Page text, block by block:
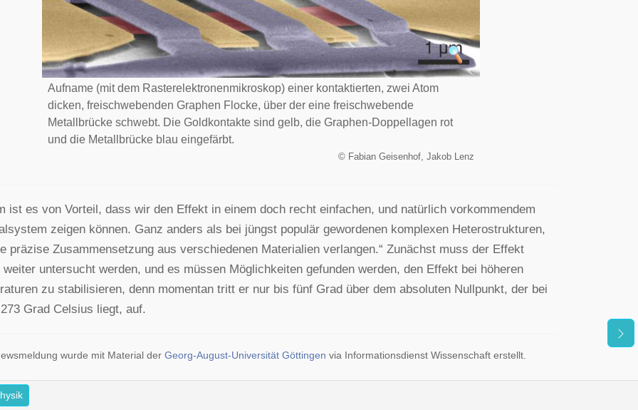
Aufname (mit dem Rasterelektronenmikroskop) einer kontaktierten, zwei Atom
dicken, freischwebenden Graphen Flocke, über der eine freischwebende
Metallbrücke schwebt. Die Goldkontakte sind gelb, die Graphen-Doppellagen rot
und die Metallbrücke blau eingefärbt.
© Fabian Geisenhof, Jakob Lenz
ist es von Vorteil, dass wir den Effekt in einem doch recht einfachen, und natürlich vorkommendem
zeigen können. Ganz anders als bei jüngst populär gewordenen komplexen Heterostrukturen,
präzise Zusammensetzung aus verschiedenen Materialien verlangen.“ Zunächst muss der Effekt
weiter untersucht werden, und es müssen Möglichkeiten gefunden werden, den Effekt bei höheren
zu stabilisieren, denn momentan tritt er nur bis fünf Grad über dem absoluten Nullpunkt, der bei
Grad Celsius liegt, auf.
wurde mit Material der Georg-August-Universität Göttingen via Informationsdienst Wissenschaft erstellt.